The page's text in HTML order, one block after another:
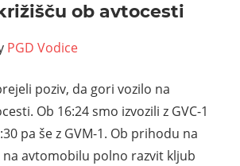
ob avtocesti
PGD Vodice
poziv, da gori vozilo na
Ob 16:24 smo izvozili z GVC-1
pa še z GVM-1. Ob prihodu na
na avtomobilu polno razvit kljub